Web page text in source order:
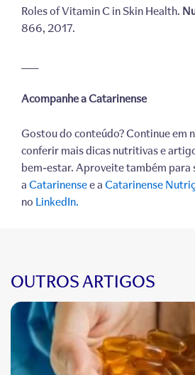
Roles of Vitamin C in Skin Health.
866, 2017.
Acompanhe a Catarinense
Gostou do conteúdo? Continue em
conferir mais dicas nutritivas e
bem-estar. Aproveite também para
aCatarinensee aCatarinense
no LinkedIn.
OUTROS ARTIGOS